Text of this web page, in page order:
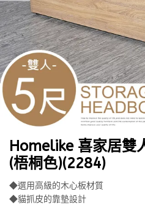
Homelike 喜家居雙
(梧桐色)(2284)
◆選用高級的木心板材質
◆貓抓皮的靠墊設計